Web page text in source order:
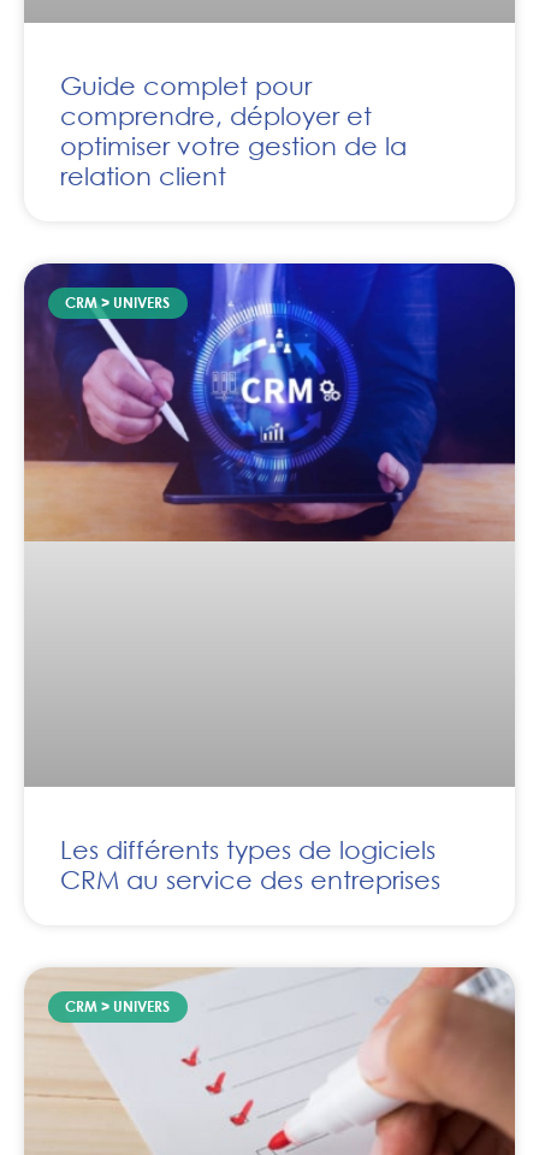
Guide complet pour
comprendre, déployer et
optimiser votre gestion de la
relation client
CRM > UNIVERS
Les différents types de logiciels
CRM au service des entreprises
CRM > UNIVERS